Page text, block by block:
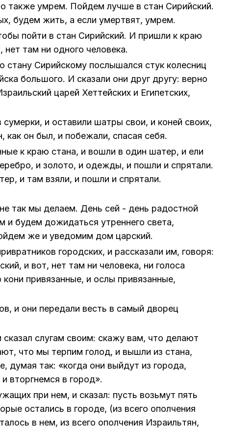
также умрем. Пойдем лучше в стан Сирийский.
будем жить, а если умертвят, умрем.
пойти в стан Сирийский. И пришли к краю
нет там ни одного человека.
стану Сирийскому послышался стук колесниц
большого. И сказали они друг другу: верно
царей Хеттейских и Египетских,
и оставили шатры свои, и коней своих,
как он был, и побежали, спасая себя.
к краю стана, и вошли в один шатер, и ели
и золото, и одежды, и пошли и спрятали.
и там взяли, и пошли и спрятали.
так мы делаем. День сей - день радостной
и будем дожидаться утреннего света,
же и уведомим дом царский.
городских, и рассказали им, говоря:
и вот, нет там ни человека, ни голоса
кони привязанные, и ослы привязанные,
и они передали весть в самый дворец
слугам своим: скажу вам, что делают
что мы терпим голод, и вышли из стана,
думая так: «когда они выйдут из города,
вторгнемся в город».
при нем, и сказал: пусть возьмут пять
остались в городе, (из всего ополчения
в нем, из всего ополчения Израильтян,